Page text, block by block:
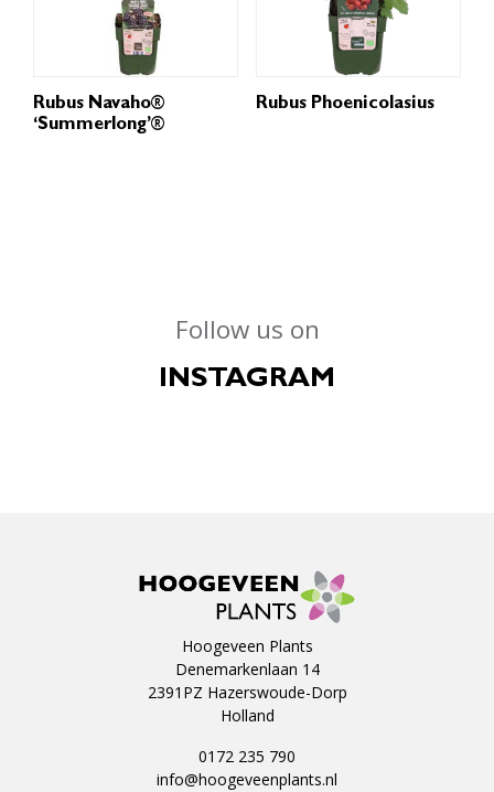
Rubus Navaho®
‘Summerlong’®
Rubus Phoenicolasius
Follow us on
INSTAGRAM
Hoogeveen Plants
Denemarkenlaan 14
2391PZ Hazerswoude-Dorp
Holland
0172 235 790
info@hoogeveenplants.nl